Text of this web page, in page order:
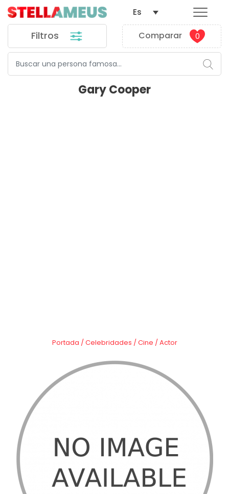
Filtros Comparar 0
Es
Gary Cooper
Portada /Celebridades /Cine /Actor